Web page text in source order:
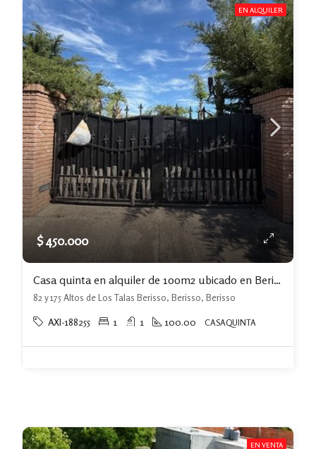
EN ALQUILER
$ 450.000
Casa quinta en alquiler de 100m2 ubicado en Berisso
82 y 175 Altos de Los Talas Berisso, Berisso, Berisso
AXI-188255 1 1 100.00 CASAQUINTA
EN VENTA